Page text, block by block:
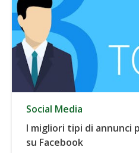
Social Media
I migliori tipi di annunci
su Facebook